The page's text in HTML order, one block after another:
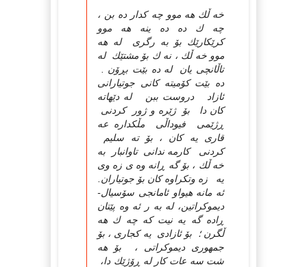
خه ڵك هه موو چه كدار ده بن ،
چه ك ده ده ینه هه موو
كرێكارێك بۆ به رگری له هه
موو خه ڵك ، نه ك بۆ مشتێك له
تاڵانچی یان له ده بێت بڕۆن .
ده بێت كۆمیته كانی جوتیارانی
ئازاد دروست ببن له دێهاته
كان دا بۆ ژێره و ژور كردنی
ڕژێمی فیوداڵی مڵكداره عه
قاری یه كان ، بۆ ته سلیم
كردنی كارمه ندانی تاوانبار به
خه ڵك ، بۆ گه ڕانه وه ی زه وی
یه زه وتكراوه كان بۆ جوتیاران.
ئه مانه هیواو ئامانجی سۆسیال-
دیموكراتین، له به ر ئه وه پێتان
ڕاده گه یه نیت كه چه ك هه
ڵگرن ؛ بۆ ئازادی یه كجاری ، بۆ
جمهوری دیموكراتی ، بۆ هه
شت سه عات كار له ڕۆژێك دا،